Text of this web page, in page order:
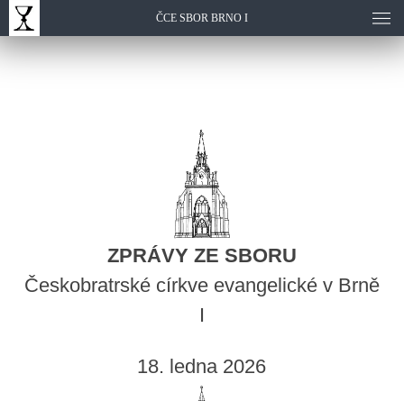
ČCE SBOR BRNO I
ZPRÁVY ZE SBORU
Českobratrské církve evangelické v Brně
I
18. ledna 2026